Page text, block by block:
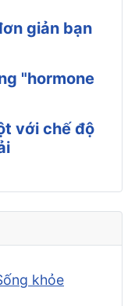
giản bạn
"hormone
với chế độ
khỏe